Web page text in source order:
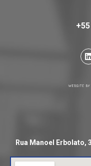
Rua Manoel Erbolato,